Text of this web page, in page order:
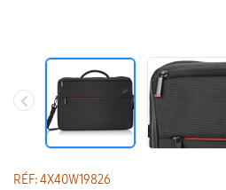
RÉF: 4X40W19826